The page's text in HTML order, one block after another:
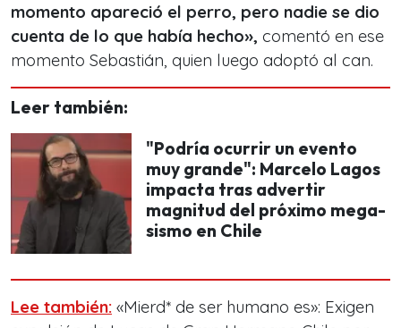
momento apareció el perro, pero nadie se dio
cuenta de lo que había hecho», comentó en ese
momento Sebastián, quien luego adoptó al can.
Leer también:
"Podría ocurrir un evento
muy grande": Marcelo Lagos
impacta tras advertir
magnitud del próximo mega-
sismo en Chile
Lee también: «Mierd* de ser humano es»: Exigen